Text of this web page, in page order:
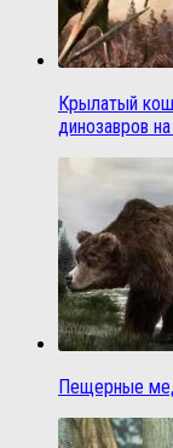
Крылатый
динозавров
Пещерные